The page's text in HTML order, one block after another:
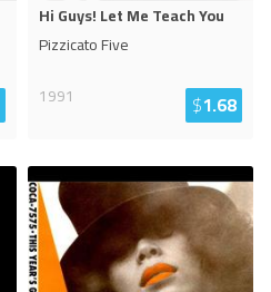
Hi Guys! Let Me Teach You
Pizzicato Five
1991
$1.68